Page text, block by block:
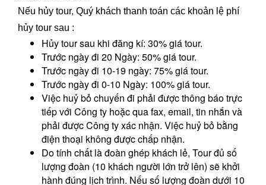
Nếu hủy tour, Quý khách thanh toán các khoản lệ phí
hủy tour sau :
Hủy tour sau khi đăng kí: 30% giá tour.
Trước ngày đi 20 Ngày: 50% giá tour.
Trước ngày đi 10-19 ngày: 75% giá tour.
Trước ngày đi 0-10 Ngày: 100% giá tour.
Việc huỷ bỏ chuyến đi phải được thông báo trực
tiếp với Công ty hoặc qua fax, email, tin nhắn và
phải được Công ty xác nhận. Việc huỷ bỏ bằng
điện thoại không được chấp nhận.
Do tính chất là đoàn ghép khách lẻ, Tour đủ số
lượng đoàn (10 khách người lớn trở lên) sẽ khởi
hành đúng lịch trình. Nếu số lượng đoàn dưới 10